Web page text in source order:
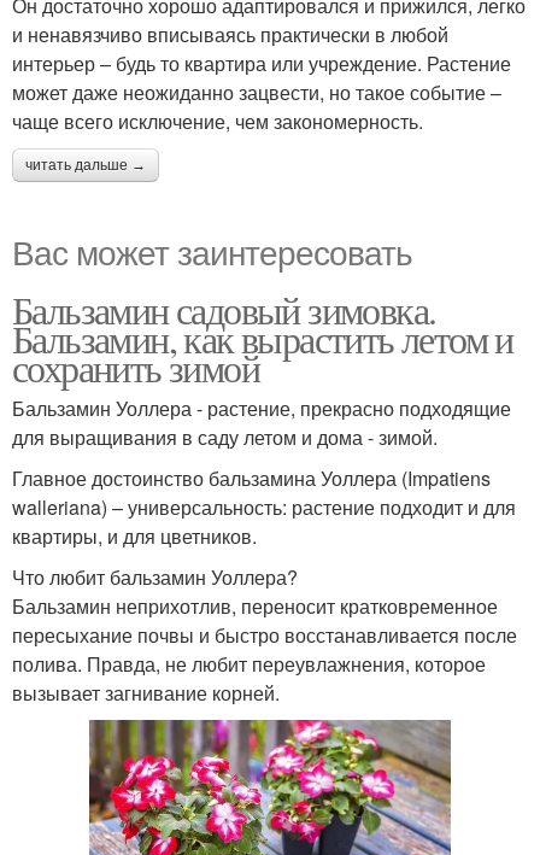
и ненавязчиво вписываясь практически в любой
интерьер – будь то квартира или учреждение. Растение
может даже неожиданно зацвести, но такое событие –
чаще всего исключение, чем закономерность.
читать дальше →
Вас может заинтересовать
Бальзамин садовый зимовка.
Бальзамин, как вырастить летом и
сохранить зимой
Бальзамин Уоллера - растение, прекрасно подходящие
для выращивания в саду летом и дома - зимой.
Главное достоинство бальзамина Уоллера (Impatiens
walleriana) – универсальность: растение подходит и для
квартиры, и для цветников.
Что любит бальзамин Уоллера?
Бальзамин неприхотлив, переносит кратковременное
пересыхание почвы и быстро восстанавливается после
полива. Правда, не любит переувлажнения, которое
вызывает загнивание корней.